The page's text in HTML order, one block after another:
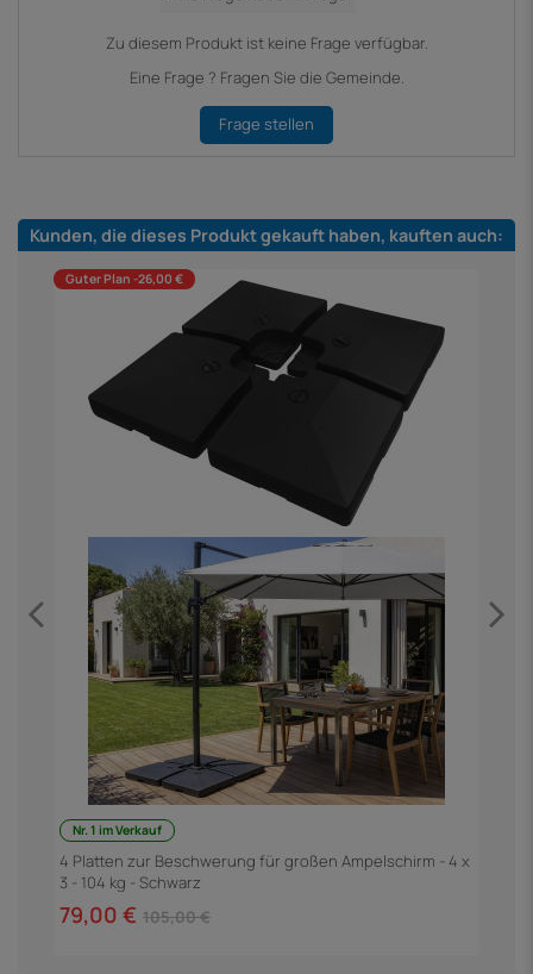
Zu diesem Produkt ist keine Frage verfügbar.
Eine Frage ? Fragen Sie die Gemeinde.
Frage stellen
Kunden, die dieses Produkt gekauft haben, kauften auch:
Guter Plan -26,00 €
Nr. 1 im Verkauf
4 Platten zur Beschwerung für großen Ampelschirm - 4 x
3 - 104 kg - Schwarz
79,00 € 105,00 €